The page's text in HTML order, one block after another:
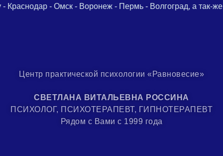
- Пермь - Волгоград, а так-же другие города...
Центр практической психологии «Равновесие»
СВЕТЛАНА ВИТАЛЬЕВНА РОССИНА
ПСИХОЛОГ, ПСИХОТЕРАПЕВТ, ГИПНОТЕРАПЕВТ
Рядом с Вами с 1999 года